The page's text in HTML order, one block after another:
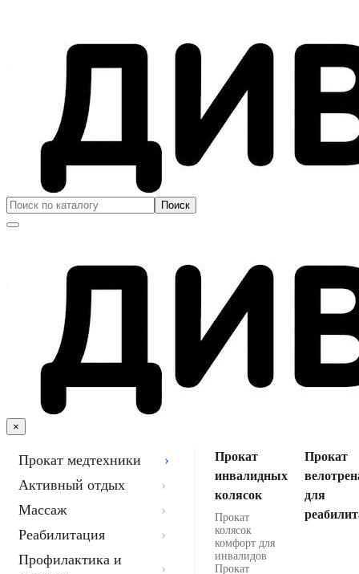
×
Прокат медтехники
Активный отдых
Массаж
Реабилитация
Профилактика и
Прокат
инвалидных
колясок
Прокат
колясок
комфорт для
инвалидов
Прокат
Прокат
для